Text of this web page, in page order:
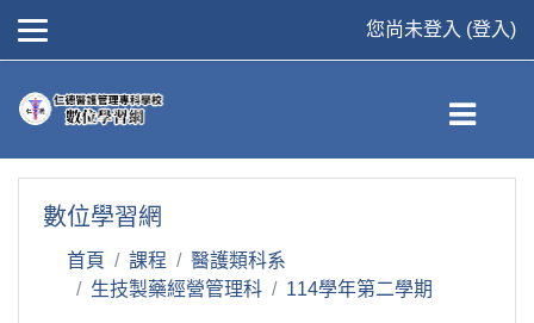
您尚未登入 (登入)
數位學習網
首頁 課程
醫護類科系
生技製藥經營管理科
114學年第二學期